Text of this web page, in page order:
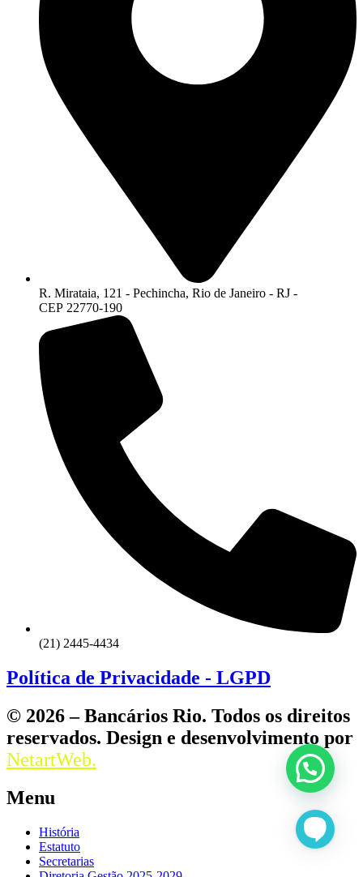
R. Mirataia, 121 - Pechincha, Rio de Janeiro - RJ -
CEP 22770-190
(21) 2445-4434
Política de Privacidade - LGPD
© 2026 – Bancários Rio. Todos os direitos
reservados. Design e desenvolvimento por
NetartWeb.
Menu
História
Estatuto
Secretarias